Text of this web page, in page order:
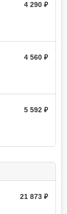
4 290
4 560
5 592
21 873